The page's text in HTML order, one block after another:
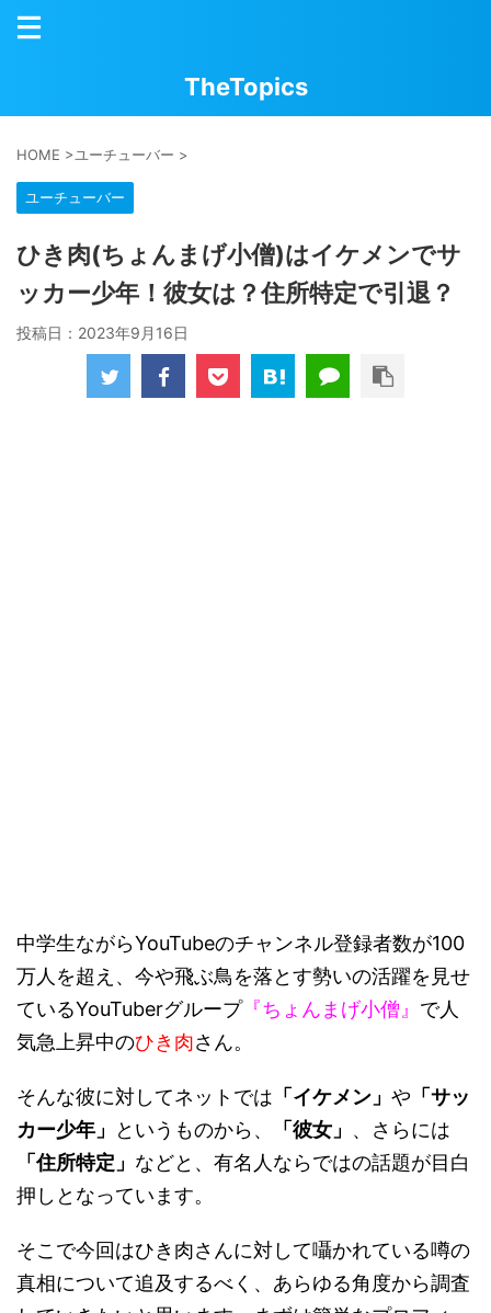
TheTopics
HOME >ユーチューバー >
ユーチューバー
ひき肉(ちょんまげ小僧)はイケメンでサ
ッカー少年！彼女は？住所特定で引退？
投稿日： 2023年9月16日
中学生ながらYouTubeのチャンネル登録者数が100
万人を超え、今や飛ぶ鳥を落とす勢いの活躍を見せ
ているYouTuberグループ『ちょんまげ小僧』 で人
気急上昇中のひき肉さん。
そんな彼に対してネットでは 「イケメン」 や 「サッ
カー少年」
というものから、 「彼女」 、さらには
「住所特定」 などと、有名人ならではの話題が目白
押しとなっています。
そこで今回はひき肉さんに対して囁かれている噂の
真相について追及するべく、あらゆる角度から調査